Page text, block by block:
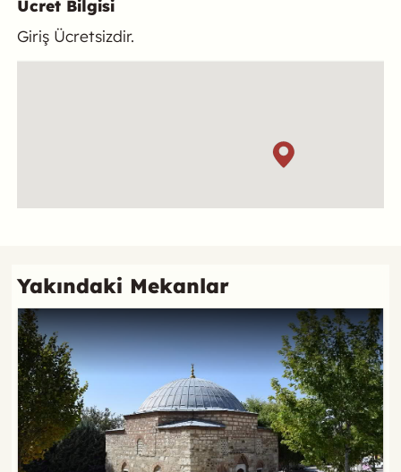
Ücret Bilgisi
Giriş Ücretsizdir.
Yakındaki Mekanlar